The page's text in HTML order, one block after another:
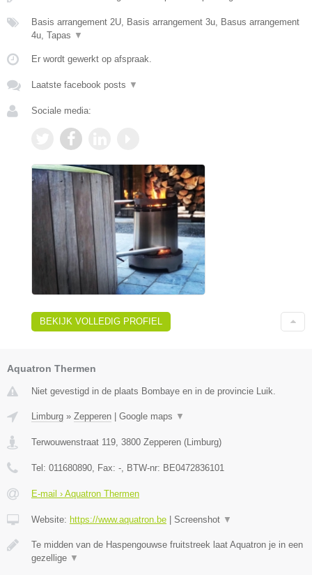
Basis arrangement 2U, Basis arrangement 3u, Basus arrangement
4u, Tapas ▼
Er wordt gewerkt op afspraak.
Laatste facebook posts ▼
Sociale media:
BEKIJK VOLLEDIG PROFIEL
Aquatron Thermen
Niet gevestigd in de plaats Bombaye en in de provincie Luik.
Limburg » Zepperen | Google maps ▼
Terwouwenstraat 119 3800 Zepperen (Limburg)
Tel: 011680890 , Fax: - , BTW-nr: BE0472836101
E-mail › Aquatron Thermen
Website: https://www.aquatron.be | Screenshot ▼
Te midden van de Haspengouwse fruitstreek laat Aquatron je in een
gezellige ▼